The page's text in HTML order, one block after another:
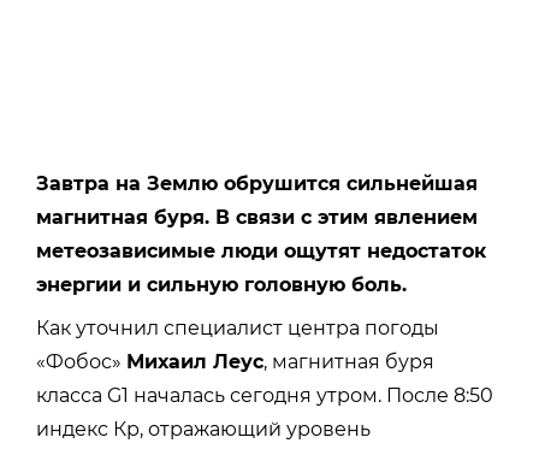
Завтра на Землю обрушится сильнейшая
магнитная буря. В связи с этим явлением
метеозависимые люди ощутят недостаток
энергии и сильную головную боль.
Как уточнил специалист центра погоды
«Фобос» Михаил Леус, магнитная буря
класса G1 началась сегодня утром. После 8:50
индекс Кр, отражающий уровень